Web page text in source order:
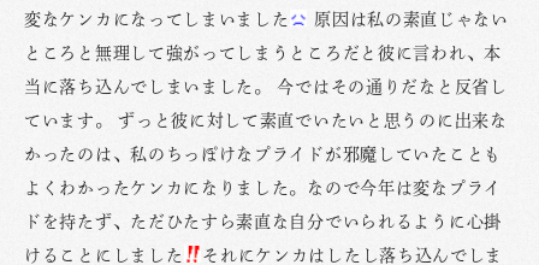
変なケンカになってしまいました
原因は私の素直じゃない
ところと無理して強がってしまうところだと彼に言われ、本
当に落ち込んでしまいました。 今ではその通りだなと反省し
ています。 ずっと彼に対して素直でいたいと思うのに出来な
かったのは、私のちっぽけなプライドが邪魔していたことも
よくわかったケンカになりました。なので今年は変なプライ
ドを持たず、ただひたすら素直な自分でいられるように心掛
けることにしました
それにケンカはしたし落ち込んでしま